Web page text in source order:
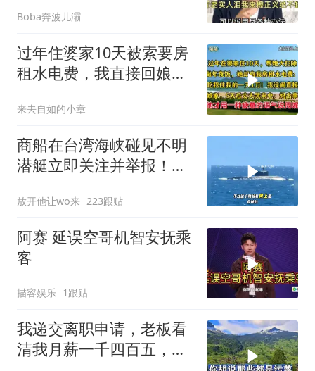
Boba奔波儿灞
过年住婆家10天被索要房
租水电费，我直接回娘
来去自如的小章
商船在台湾海峡碰见不明
潜艇立即关注并举报！一
放开他让wo来 223跟贴
阿赛 延误空哥机智安抚乘
客
描容娱乐 1跟贴
我递交离职申请，老板看
清我月薪一千四百五，全